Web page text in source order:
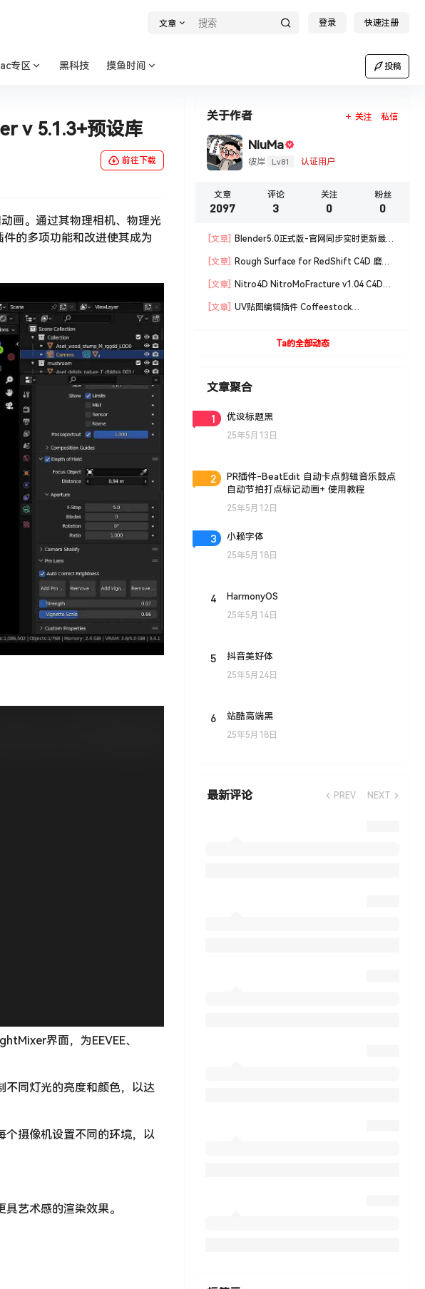
文章 登录 快速注册
专区 黑科技 摸鱼时间 投稿
v 5.1.3+预设库
前往下载
画。通过其物理相机、物理光
的多项功能和改进使其成为
界面，为EEVEE、
不同灯光的亮度和颜色，以达
个摄像机设置不同的环境，以
艺术感的渲染效果。
关于作者 关注 私信
NiuMa
彼岸 Lv81 认证用户
文章
2097
评论
3
关注
0
粉丝
0
[文章]
Blender5.0正式版-官网同步实时更新最新
[文章]
Rough Surface for RedShift C4D 磨损
[文章]
Nitro4D NitroMoFracture v1.04 C4D插
[文章]
UV贴图编辑插件 Coffeestock
Ta的全部动态
文章聚合
1 优设标题黑
25年5月13日
2
PR插件-BeatEdit 自动卡点剪辑音乐鼓点
自动节拍打点标记动画+ 使用教程
25年5月12日
3 小赖字体
25年5月18日
4 HarmonyOS
25年5月14日
5 抖音美好体
25年5月24日
6 站酷高端黑
25年5月18日
最新评论 PREV NEXT